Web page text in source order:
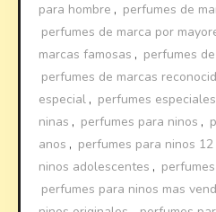
para hombre , perfumes de
perfumes de marca por
marcas famosas , perfumes
perfumes de marcas
especial , perfumes especiales
ninas , perfumes para ninos ,
anos , perfumes para ninos 12
ninos adolescentes ,
perfumes para ninos mas